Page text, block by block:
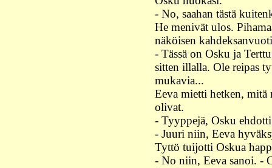
- No, saahan tästä
He menivät ulos.
näköisen
- Tässä on Osku ja
sitten illalla. Ole reipas
mukavia...
Eeva mietti hetken,
olivat.
- Tyyppejä, Osku
- Juuri niin, Eeva
Tyttö tuijotti Oskua
- No niin, Eeva sanoi. -